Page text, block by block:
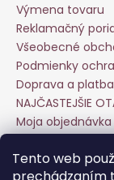
Tento web
Výmena tovaru
Reklamačný
Všeobecné
Podmienky
Doprava a platba
NAJČASTEJŠIE
Moja objednávka
Veľkoobchod